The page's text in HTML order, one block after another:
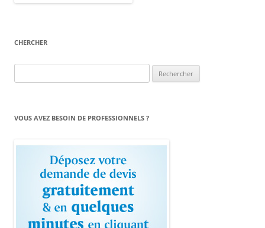
CHERCHER
VOUS AVEZ BESOIN DE PROFESSIONNELS ?